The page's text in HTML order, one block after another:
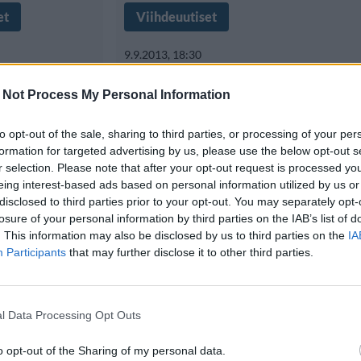
Not Process My Personal Information
opt-out of the sale, sharing to third parties, or processing of your
for targeted advertising by us, please use the below opt-out
selection. Please note that after your opt-out request is processed
interest-based ads based on personal information utilized by us
to third parties prior to your opt-out. You may separately
of your personal information by third parties on the IAB’s list of
This information may also be disclosed by us to third parties on the
Participants that may further disclose it to other third parties.
Data Processing Opt Outs
opt-out of the Sharing of my personal data.
–
on tullut
Viihdeuutiset
9.9.2013, 18:30
Kerry Washington
hehkuvana
Yhdysvaltalainen näyttelijätär
on tullut tunnetuksi muun